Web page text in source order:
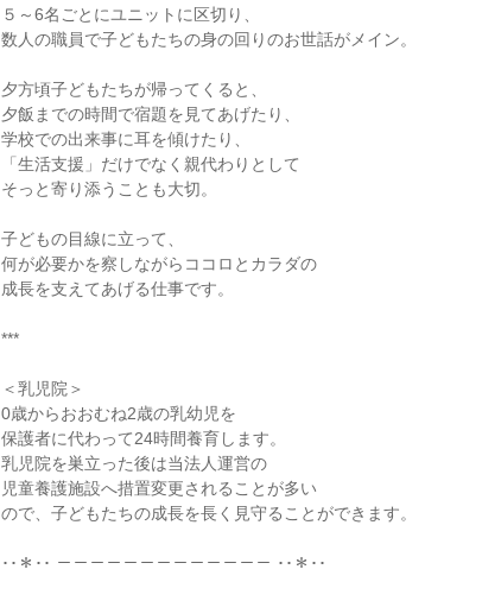
５～6名ごとにユニットに区切り、
数人の職員で子どもたちの身の回りのお世話がメイン。
夕方頃子どもたちが帰ってくると、
夕飯までの時間で宿題を見てあげたり、
学校での出来事に耳を傾けたり、
「生活支援」だけでなく親代わりとして
そっと寄り添うことも大切。
子どもの目線に立って、
何が必要かを察しながらココロとカラダの
成長を支えてあげる仕事です。
***
＜乳児院＞
0歳からおおむね2歳の乳幼児を
保護者に代わって24時間養育します。
乳児院を巣立った後は当法人運営の
児童養護施設へ措置変更されることが多い
ので、子どもたちの成長を長く見守ることができます。
･･＊･･ －－－－－－－－－－－－－ ･･＊･･